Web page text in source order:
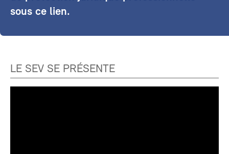
sous ce lien.
LE SEV SE PRÉSENTE